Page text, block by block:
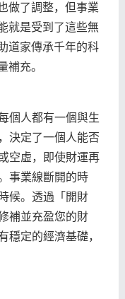
做了調整，但事業
就是受到了這些無
道家傳承千年的科
補充。
個人都有一個與生
決定了一個人能否
空虛，即使財運再
事業線斷開的時
候。透過「開財
補並充盈您的財
穩定的經濟基礎，